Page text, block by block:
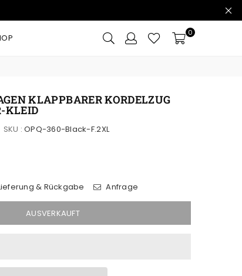
0
KLAPPBARER KORDELZUG
KLEID
SKU :OPQ-360-Black-F.2XL
& Rückgabe Anfrage
AUSVERKAUFT